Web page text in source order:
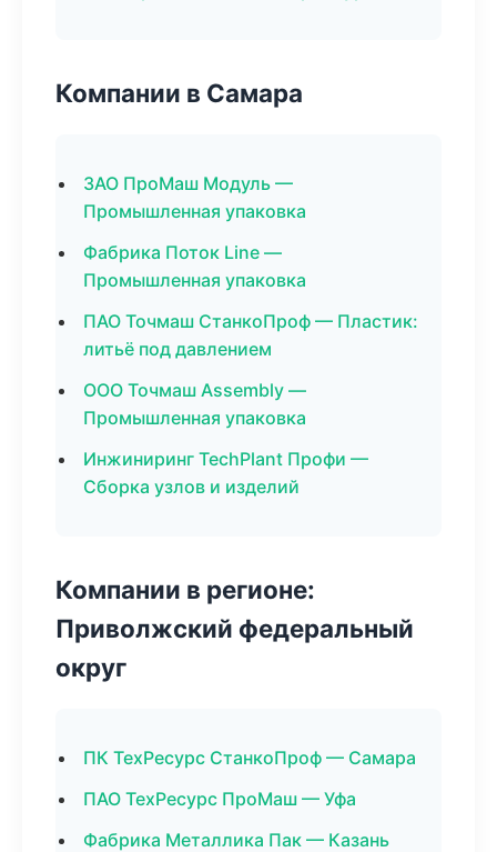
Компании в Самара
ЗАО ПроМаш Модуль —
Промышленная упаковка
Фабрика Поток Line —
Промышленная упаковка
ПАО Точмаш СтанкоПроф — Пластик:
литьё под давлением
ООО Точмаш Assembly —
Промышленная упаковка
Инжиниринг TechPlant Профи —
Сборка узлов и изделий
Компании в регионе:
Приволжский федеральный
округ
ПК ТехРесурс СтанкоПроф — Самара
ПАО ТехРесурс ПроМаш — Уфа
Фабрика Металлика Пак — Казань